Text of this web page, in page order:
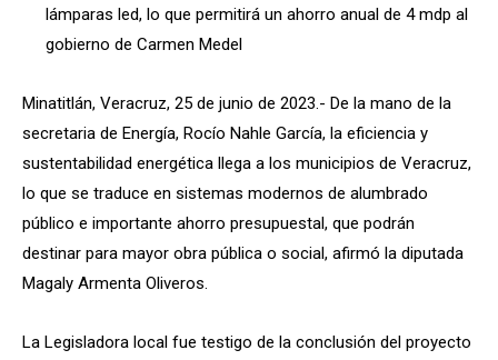
lámparas led, lo que permitirá un ahorro anual de 4 mdp al
gobierno de Carmen Medel
Minatitlán, Veracruz, 25 de junio de 2023.- De la mano de la
secretaria de Energía, Rocío Nahle García, la eficiencia y
sustentabilidad energética llega a los municipios de Veracruz,
lo que se traduce en sistemas modernos de alumbrado
público e importante ahorro presupuestal, que podrán
destinar para mayor obra pública o social, afirmó la diputada
Magaly Armenta Oliveros.
La Legisladora local fue testigo de la conclusión del proyecto